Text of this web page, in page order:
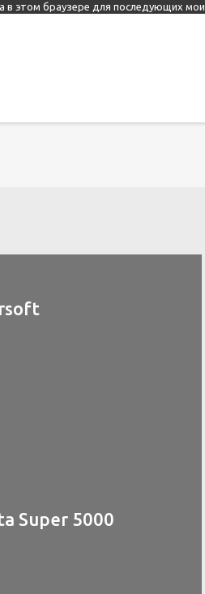
в этом браузере для последующих
Super 5000